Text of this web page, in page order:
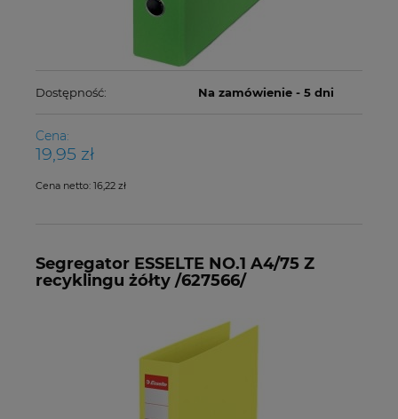
Dostępność: Na zamówienie - 5 dni
Cena:
19,95 zł
Cena netto: 16,22 zł
Segregator ESSELTE NO.1 A4/75 Z
recyklingu żółty /627566/